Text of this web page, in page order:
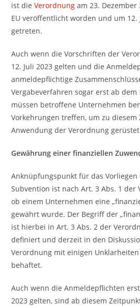
ist dieVerordnung am 23.
EU veröffentlicht worden und um 12.
getreten.
Auch wenn die Vorschriften der
12. Juli 2023 gelten und die
anmeldepflichtige
Vergabeverfahren sogar erst ab dem
müssen betroffene Unternehmen
Vorkehrungen treffen, um zu
Anwendung der Verordnung
Gewährung einer finanziellen
Anknüpfungspunkt für das
Subvention ist nach Art. 3 Abs. 1 der
ob einem Unternehmen eine
gewährt wurde. Der Begriff der
ist hierbei in Art. 3 Abs. 2 der
definiert und derzeit in den
Verordnung mit einigen
behaftet.
Auch wenn die Anmeldepflichten
2023 gelten, sind ab diesem